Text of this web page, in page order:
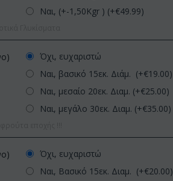
ΚΩΔΙΚΟΣ:
Ορχιδέα φαλαίνοψις σε
γυάλινο βάζο
Ναι, (+-1,50Kgr ) (+€49.99)
Όχι, ευχαριστώ
Ναι, βασικό 15εκ. Διάμ. (+€19.00)
Ναι, μεσαίο 20εκ. Διαμ. (+€25.00)
Ναι, μεγάλο 30εκ. Διαμ. (+€35.00)
Όχι, ευχαριστώ
Ναι, Βασικό 15εκ. Διαμ. (+€20.00)